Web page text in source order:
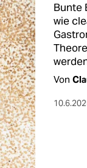
Bunte
wie
Von